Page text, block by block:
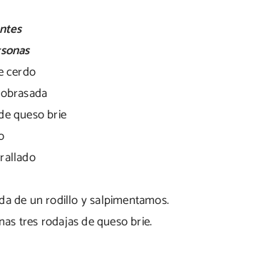
cerdo
queso brie
de un rodillo y salpimentamos.
tres rodajas de queso brie.